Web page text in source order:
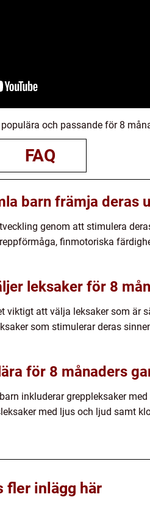
och passande för 8
FAQ
barn främja deras
genom att stimulera
finmotoriska
leksaker för 8
viktigt att välja leksaker som är
som stimulerar deras
för 8 månaders
inkluderar greppleksaker
med ljus och ljud samt
fler inlägg här